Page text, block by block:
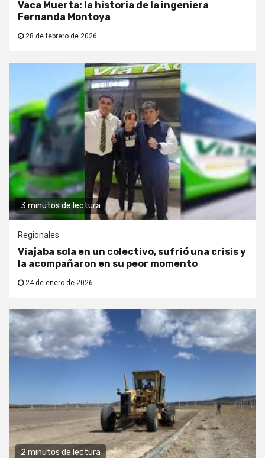
Vaca Muerta: la historia de la ingeniera
Fernanda Montoya
28 de febrero de 2026
3 minutos de lectura
Regionales
Viajaba sola en un colectivo, sufrió una crisis y
la acompañaron en su peor momento
24 de enero de 2026
2 minutos de lectura